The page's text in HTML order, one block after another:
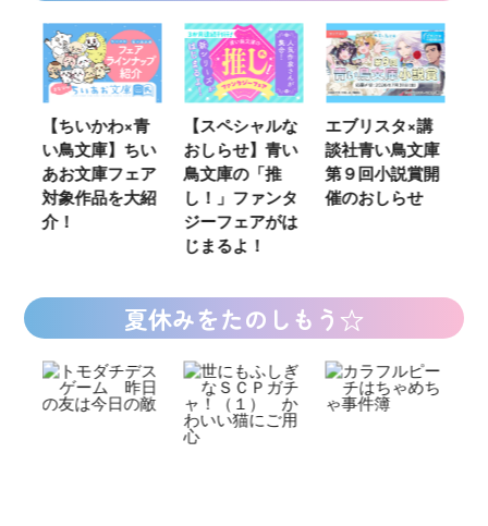
【ちいかわ×青
い鳥文庫】ちい
あお文庫フェア
対象作品を大紹
介！
【スペシャルな
おしらせ】青い
鳥文庫の「推
し！」ファンタ
ジーフェアがは
じまるよ！
エブリスタ×講
談社青い鳥文庫
第９回小説賞開
催のおしらせ
夏休みをたのしもう☆